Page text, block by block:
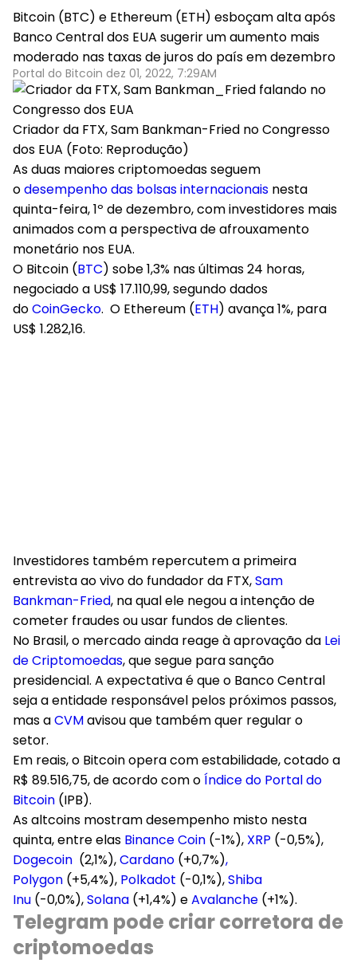
Bitcoin (BTC) e Ethereum (ETH) esboçam alta após
Banco Central dos EUA sugerir um aumento mais
moderado nas taxas de juros do país em dezembro
Portal do Bitcoin dez 01, 2022, 7:29AM
Criador da FTX, Sam Bankman-Fried no Congresso
dos EUA (Foto: Reprodução)
As duas maiores criptomoedas seguem
odesempenho das bolsas internacionais nesta
quinta-feira, 1º de dezembro, com investidores mais
animados com a perspectiva de afrouxamento
monetário nos EUA.
O Bitcoin (BTC) sobe 1,3% nas últimas 24 horas,
negociado a US$ 17.110,99, segundo dados
doCoinGecko. O Ethereum (ETH) avança 1%, para
US$ 1.282,16.
Investidores também repercutem a primeira
entrevista ao vivo do fundador da FTX,Sam
Bankman-Fried, na qual ele negou a intenção de
cometer fraudes ou usar fundos de clientes.
No Brasil, o mercado ainda reage à aprovação da Lei
de Criptomoedas, que segue para sanção
presidencial. A expectativa é que o Banco Central
seja a entidade responsável pelos próximos passos,
mas aCVMavisou que também quer regular o
setor.
Em reais, o Bitcoin opera com estabilidade, cotado a
R$ 89.516,75, de acordo com oÍndice do Portal do
Bitcoin (IPB).
As altcoins mostram desempenho misto nesta
quinta, entre elas Binance Coin (-1%), XRP (-0,5%),
Dogecoin (2,1%),Cardano (+0,7%),
Polygon (+5,4%), Polkadot (-0,1%),Shiba
Inu (-0,0%),Solana (+1,4%) eAvalanche (+1%).
Telegram pode criar corretora de
criptomoedas